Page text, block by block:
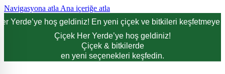
Navigasyona atla Ana içeriğe atla
Yerde’ye hoş geldiniz! En yeni çiçek ve bitkileri keşfetmeye
Çiçek Her Yerde’ye hoş geldiniz!
Çiçek & bitkilerde
en yeni seçenekleri keşfedin.